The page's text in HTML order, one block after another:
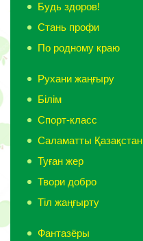
Будь здоров!
Стань профи
По родному краю
Рухани жаңғыру
Білім
Спорт-класс
Саламатты Қазақстан
Туған жер
Твори добро
Тіл жаңғырту
Фантазёры